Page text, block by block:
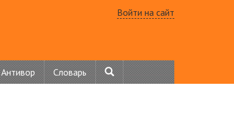
Войти на сайт
Антивор Словарь